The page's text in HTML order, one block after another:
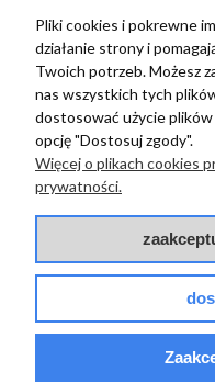
© 2017 - 2025 | terradeco.com.pl
Pliki cookies i pokrewne
działanie strony i
Twoich potrzeb. Możesz
nas wszystkich tych
dostosować użycie
opcję "Dostosuj zgody".
Więcej o plikach cookies
prywatności.